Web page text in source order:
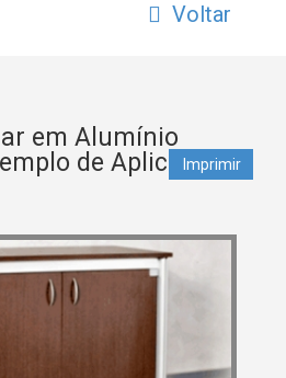
Voltar
em Alumínio
de Aplicação
Imprimir